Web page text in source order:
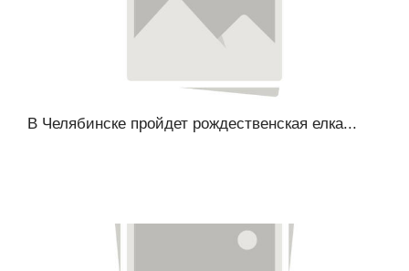
В Челябинске пройдет рождественская елка...